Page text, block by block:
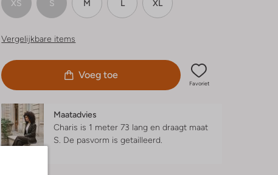
XS S M L XL
Vergelijkbare items
Voeg toe
Favoriet
Maatadvies
Charis is 1 meter 73 lang en draagt maat
S. De pasvorm isgetailleerd.